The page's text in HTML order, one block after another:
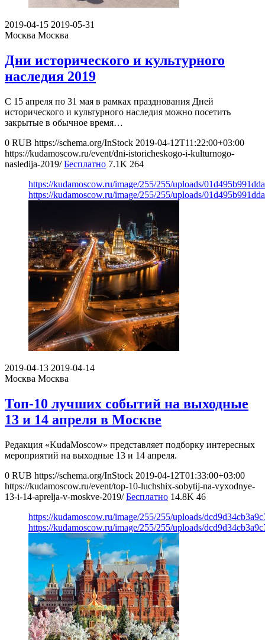
2019-04-15 2019-05-31
Москва Москва
Дни исторического и культурного
наследия 2019
C 15 апреля по 31 мая в рамках празднования Дней
исторического и культурного наследия можно посетить
закрытые в обычное время…
0 RUB https://schema.org/InStock 2019-04-12T11:22:00+03:00
https://kudamoscow.ru/event/dni-istoricheskogo-i-kulturnogo-
nasledija-2019/ Бесплатно 7.1K 264
https://kudamoscow.ru/image/255/255/uploads/
https://kudamoscow.ru/image/255/255/uploads/
2019-04-13 2019-04-14
Москва Москва
Топ-10 лучших событий на выходные
13 и 14 апреля в Москве
Редакция «KudaMoscow» представляет подборку интересных
мероприятий на выходные 13 и 14 апреля.
0 RUB https://schema.org/InStock 2019-04-12T01:33:00+03:00
https://kudamoscow.ru/event/top-10-luchshix-sobytij-na-vyxodnye-
13-i-14-aprelja-v-moskve-2019/ Бесплатно 14.8K 46
https://kudamoscow.ru/image/255/255/uploads/
https://kudamoscow.ru/image/255/255/uploads/